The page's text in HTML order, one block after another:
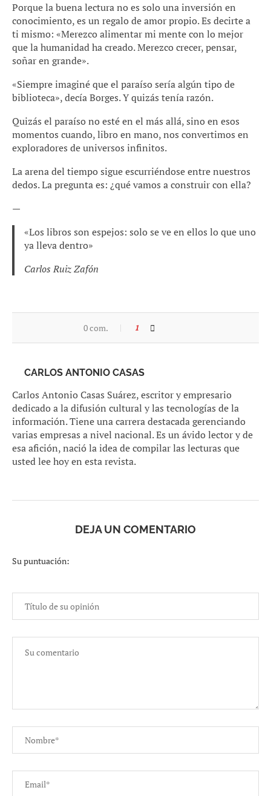
Porque la buena lectura no es solo una inversión en
conocimiento, es un regalo de amor propio. Es decirte a
ti mismo: «Merezco alimentar mi mente con lo mejor
que la humanidad ha creado. Merezco crecer, pensar,
soñar en grande».
«Siempre imaginé que el paraíso sería algún tipo de
biblioteca», decía Borges. Y quizás tenía razón.
Quizás el paraíso no esté en el más allá, sino en esos
momentos cuando, libro en mano, nos convertimos en
exploradores de universos infinitos.
La arena del tiempo sigue escurriéndose entre nuestros
dedos. La pregunta es: ¿qué vamos a construir con ella?
—
«Los libros son espejos: solo se ve en ellos lo que uno
ya lleva dentro»
Carlos Ruiz Zafón
0 com. 1
CARLOS ANTONIO CASAS
Carlos Antonio Casas Suárez, escritor y empresario
dedicado a la difusión cultural y las tecnologías de la
información. Tiene una carrera destacada gerenciando
varias empresas a nivel nacional. Es un ávido lector y de
esa afición, nació la idea de compilar las lecturas que
usted lee hoy en esta revista.
DEJA UN COMENTARIO
Su puntuación: